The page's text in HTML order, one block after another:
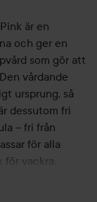
är en
och ger en
som gör att
vårdande
ursprung, så
dessutom fri
– fri från
för alla
vackra,
Oil finns även i